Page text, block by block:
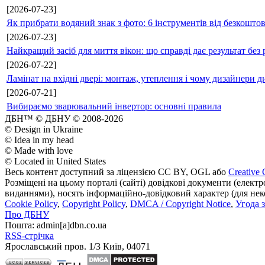
[2026-07-23]
Як прибрати водяний знак з фото: 6 інструментів від
[2026-07-23]
Найкращий засіб для миття вікон: що справді дає результат без
[2026-07-22]
Ламінат на вхідні двері: монтаж, утеплення і чому дизайнери
[2026-07-21]
Вибираємо зварювальний інвертор: основні правила
ДБН™ © ДБНУ © 2008-2026
© Design in Ukraine
© Idea in my head
© Made with love
© Located in United States
Весь контент доступний за ліцензією CC BY, OGL або Creative
Розміщені на цьому порталі (сайті) довідкові документи
виданнями), носять інформаційно-довідковий характер (для
Cookie Policy, Copyright Policy, DMCA / Copyright Notice, Угода
Про ДБНУ
Пошта: admin[а]dbn.co.ua
RSS-стрічка
Ярославський пров. 1/3 Київ, 04071